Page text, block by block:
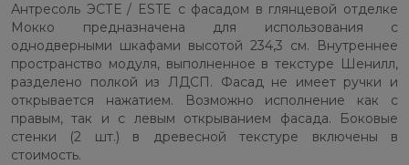
Антресоль ЭСТЕ / ESTE с фасадом в глянцевой отделке
Мокко предназначена для использования с
однодверными шкафами высотой 234,3 см. Внутреннее
пространство модуля, выполненное в текстуре Шенилл,
разделено полкой из ЛДСП. Фасад не имеет ручки и
открывается нажатием. Возможно исполнение как с
правым, так и с левым открыванием фасада. Боковые
стенки (2 шт.) в древесной текстуре включены в
стоимость.